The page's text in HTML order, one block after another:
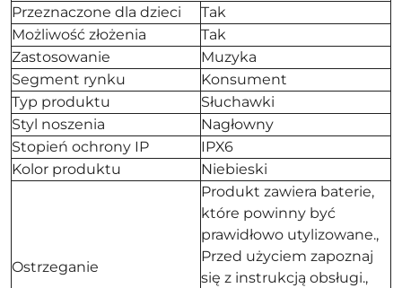
Przeznaczone dla dzieci
Tak
Możliwość złożenia
Tak
Zastosowanie
Muzyka
Segment rynku
Konsument
Typ produktu
Słuchawki
Styl noszenia
Nagłowny
Stopień ochrony IP
IPX6
Kolor produktu
Niebieski
Ostrzeganie
Produkt zawiera baterie,
które powinny być
prawidłowo utylizowane.,
Przed użyciem zapoznaj
się z instrukcją obsługi.,